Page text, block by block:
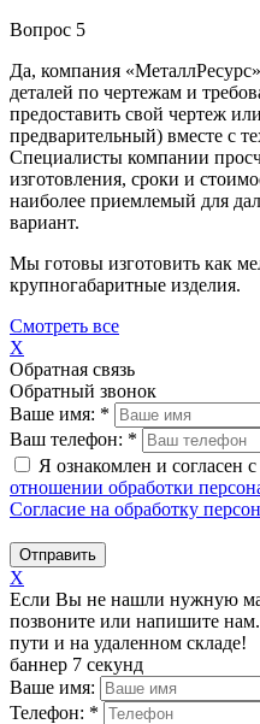
Вопрос 5
Да, компания
деталей по чертежам и
предоставить свой чертеж
предварительный) вместе с
Специалисты компании
изготовления, сроки и
наиболее приемлемый для
вариант.
Мы готовы изготовить как
крупногабаритные изделия.
Смотреть все
X
Обратная связь
Обратный звонок
Ваше имя: *
Ваш телефон: *
Я ознакомлен и согласен
отношении обработки
Согласие на обработку
Отправить
X
Если Вы не нашли нужную
позвоните или напишите
пути и на удаленном складе!
баннер 7 секунд
Ваше имя:
Телефон: *